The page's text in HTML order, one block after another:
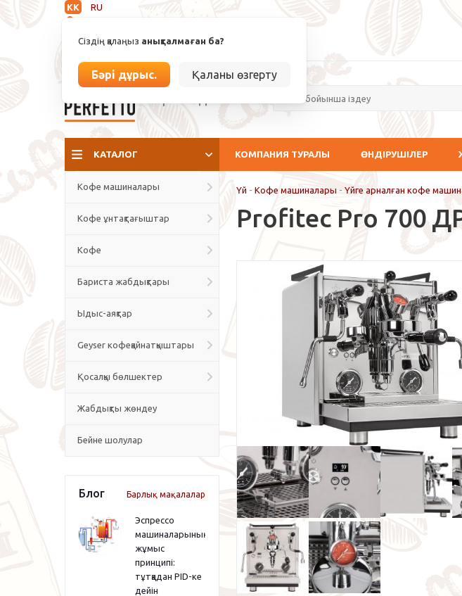
KK
RU
Сіздің қалаңыз анықталмаған ба?
Бәрі дұрыс. Қаланы өзгерту
info@espressoperfetto.kz
КАТАЛОГ КОМПАНИЯ ТУРАЛЫ ӨНДІРУШІЛЕР
Кофе машиналары
Кофе ұнтақтағыштар
Кофе
Бариста жабдықтары
Ыдыс-аяқтар
Geyser кофеқайнатқыштары
Қосалқы бөлшектер
Жабдықты жөндеу
Бейне шолулар
Блог Барлық мақалалар
Эспрессо
машиналарының
жұмыс
принципі:
тұтқадан PID-ке
дейін
Үй - Кофе машиналары - Үйге арналған кофе
Profitec Pro 700